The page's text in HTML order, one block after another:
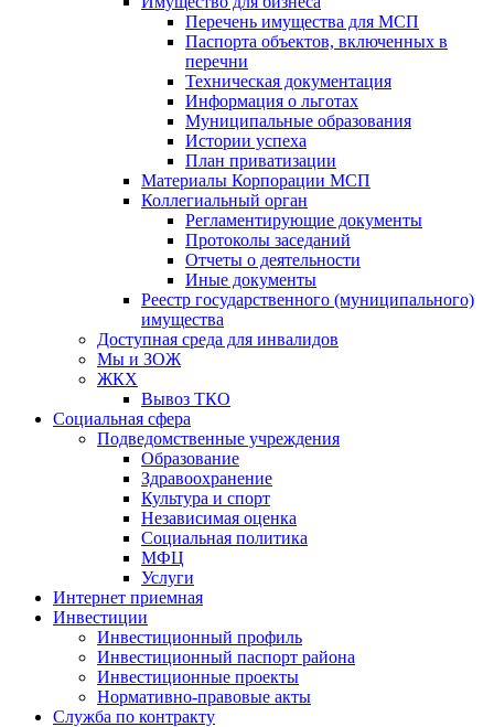
Перечень имущества для МСП
Паспорта объектов, включенных в
перечни
Техническая документация
Информация о льготах
Муниципальные образования
Истории успеха
План приватизации
Материалы Корпорации МСП
Коллегиальный орган
Регламентирующие документы
Протоколы заседаний
Отчеты о деятельности
Иные документы
Реестр государственного (муниципального)
имущества
Доступная среда для инвалидов
Мы и ЗОЖ
ЖКХ
Вывоз ТКО
Социальная сфера
Подведомственные учреждения
Образование
Здравоохранение
Культура и спорт
Независимая оценка
Социальная политика
МФЦ
Услуги
Интернет приемная
Инвестиции
Инвестиционный профиль
Инвестиционный паспорт района
Инвестиционные проекты
Нормативно-правовые акты
Служба по контракту